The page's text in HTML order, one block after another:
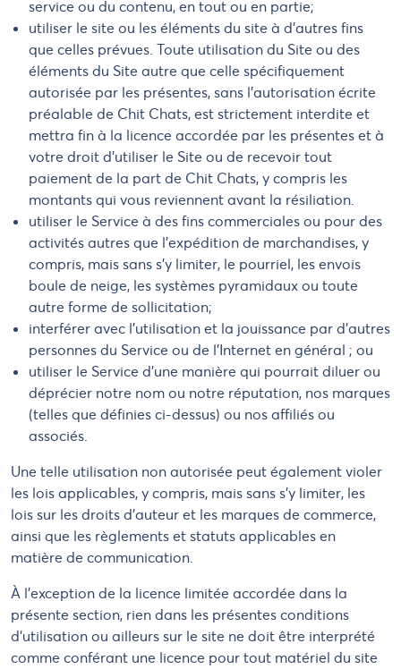
service ou du contenu, en tout ou en partie;
utiliser le site ou les éléments du site à d'autres fins
que celles prévues. Toute utilisation du Site ou des
éléments du Site autre que celle spécifiquement
autorisée par les présentes, sans l'autorisation écrite
préalable de Chit Chats, est strictement interdite et
mettra fin à la licence accordée par les présentes et à
votre droit d'utiliser le Site ou de recevoir tout
paiement de la part de Chit Chats, y compris les
montants qui vous reviennent avant la résiliation.
utiliser le Service à des fins commerciales ou pour des
activités autres que l'expédition de marchandises, y
compris, mais sans s'y limiter, le pourriel, les envois
boule de neige, les systèmes pyramidaux ou toute
autre forme de sollicitation;
interférer avec l'utilisation et la jouissance par d'autres
personnes du Service ou de l'Internet en général ; ou
utiliser le Service d'une manière qui pourrait diluer ou
déprécier notre nom ou notre réputation, nos marques
(telles que définies ci-dessus) ou nos affiliés ou
associés.
Une telle utilisation non autorisée peut également violer
les lois applicables, y compris, mais sans s'y limiter, les
lois sur les droits d'auteur et les marques de commerce,
ainsi que les règlements et statuts applicables en
matière de communication.
À l'exception de la licence limitée accordée dans la
présente section, rien dans les présentes conditions
d'utilisation ou ailleurs sur le site ne doit être interprété
comme conférant une licence pour tout matériel du site